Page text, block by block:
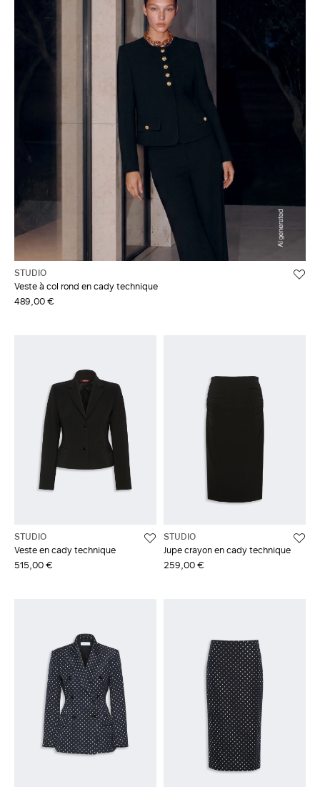
STUDIO
Veste à col rond en cady technique
489,00 €
STUDIO
Veste en cady technique
515,00 €
STUDIO
Jupe crayon en cady technique
259,00 €